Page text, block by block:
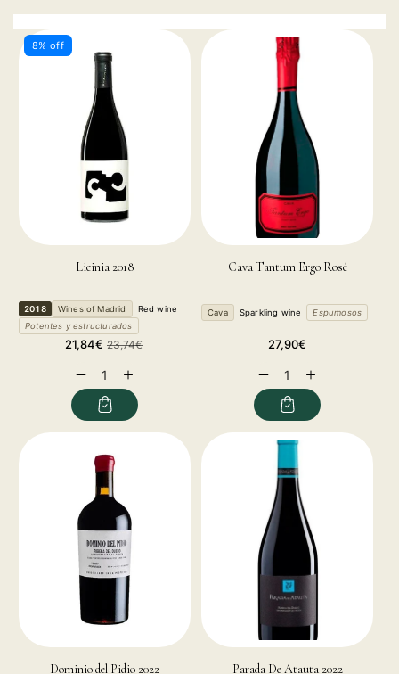
8% off
Licinia 2018
2018 Wines of Madrid
Red wine
Potentes y estructurados
Sale
21,84€ Regular
23,74€
Decrease
quantity
Increase
quantity
for
Cava Tantum Ergo Rosé
Cava Sparkling wine Espumosos
Regular
27,90€
Decrease
quantity
Increase
quantity
for
Dominio del Pidio 2022 Parada De Atauta 2022